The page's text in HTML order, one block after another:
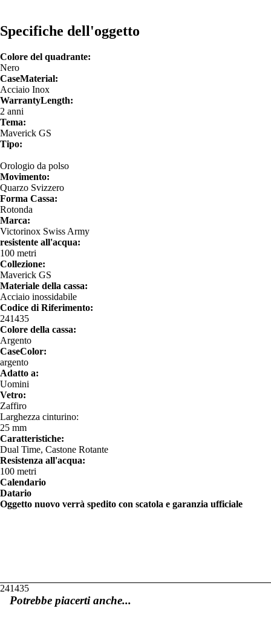
Specifiche dell'oggetto
Colore del quadrante:
Nero
CaseMaterial:
Acciaio Inox
WarrantyLength:
2 anni
Tema:
Maverick GS
Tipo:
Orologio da polso
Movimento:
Quarzo Svizzero
Forma Cassa:
Rotonda
Marca:
Victorinox Swiss Army
resistente all'acqua:
100 metri
Collezione:
Maverick GS
Materiale della cassa:
Acciaio inossidabile
Codice di Riferimento:
241435
Colore della cassa:
Argento
CaseColor:
argento
Adatto a:
Uomini
Vetro:
Zaffiro
Larghezza cinturino:
25 mm
Caratteristiche:
Dual Time, Castone Rotante
Resistenza all'acqua:
100 metri
Calendario
Datario
Oggetto nuovo verrà spedito con scatola e garanzia ufficiale
241435
Potrebbe piacerti anche...